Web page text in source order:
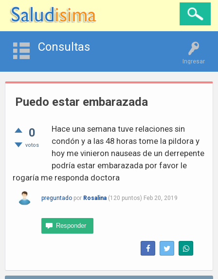
Ingresar
Consultas
Puedo estar embarazada
0
votos
Hace una semana tuve relaciones sin
condón y a las 48 horas tome la pildora y
hoy me vinieron nauseas de un derrepente
podría estar embarazada por favor le
rogaría me responda doctora
preguntado por Rosalina (120 puntos) Feb 20, 2019